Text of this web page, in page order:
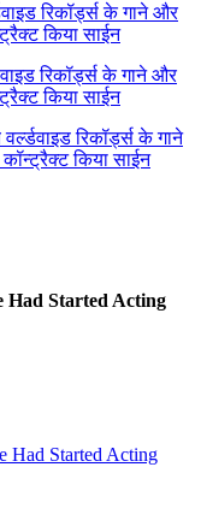
रिकॉर्ड्स के गाने और
किया साईन
रिकॉर्ड्स के गाने और
किया साईन
वर्ल्डवाइड रिकॉर्ड्स के गाने
किया साईन
Had Started Acting